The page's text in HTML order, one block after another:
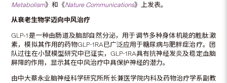
Metabolism》和《Nature Communications》上发表。
从衰老生物学迈向中风治疗
GLP‑1是一种由肠道及脑部自然分泌，用于调节多种身体机能的胜肽激
素，模拟其作用的药物GLP-1RA已广泛应用于糖尿病与肥胖症治疗。团
队过往在小鼠模型研究中已证实，GLP-1RA具有抗神经发炎及稳定血脑
屏障的作用，显示其在中风治疗中具保护神经的潜力。
由中大蔡永业脑神经科学研究所所长兼医学院内科及药物治疗学系副教